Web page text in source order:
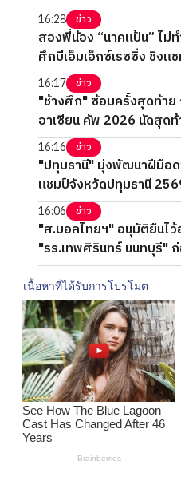
16:28 ข่าว
สองพี่น้อง “นาคแป้น” ไม่
ศึกบีเอ็มเอ็กซ์เรซซิ่ง ชิงแ
16:17 ข่าว
"ช้างศึก" ซ้อมครั้งสุดท้า
อาเซียน คัพ 2026 นัดสุด
16:16 ข่าว
"ปทุมธานี" มุ่งพัฒนาฝีมือด
แชมป์จังหวัดปทุมธานี
16:06 ข่าว
"ส.บอลไทยฯ" อนุมัติยืนไ
"รร.เทพศิรินทร์ นนทบุรี"